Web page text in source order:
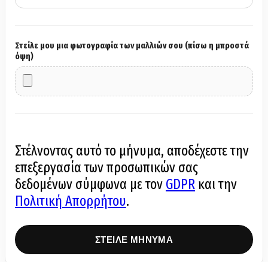
Στείλε μου μια φωτογραφία των μαλλιών σου (πίσω η μπροστά
όψη)
Στέλνοντας αυτό το μήνυμα, αποδέχεστε την
επεξεργασία των προσωπικών σας
δεδομένων σύμφωνα με τον GDPR και την
Πολιτική Απορρήτου.